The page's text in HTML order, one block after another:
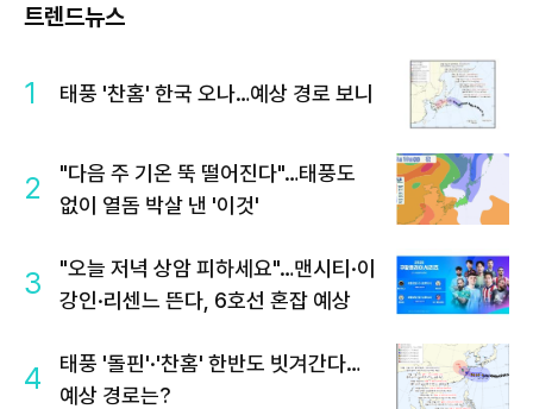
트렌드뉴스
1 태풍 '찬홈' 한국 오나…예상 경로 보니
2
"다음 주 기온 뚝 떨어진다"…태풍도
없이 열돔 박살 낸 '이것'
3
"오늘 저녁 상암 피하세요"…맨시티·이
강인·리센느 뜬다, 6호선 혼잡 예상
4
태풍 '돌핀'·'찬홈' 한반도 빗겨간다…
예상 경로는?